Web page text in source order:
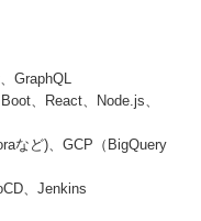
GraphQL
、React、Node.js、
など)、GCP（BigQuery
、Jenkins